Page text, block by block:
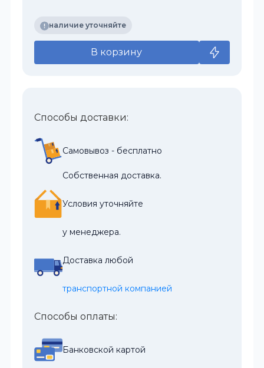
наличие уточняйте
В корзину
Способы доставки:
Самовывоз - бесплатно
Собственная доставка.
Условия уточняйте
у менеджера.
Доставка любой
транспортной компанией
Способы оплаты:
Банковской картой